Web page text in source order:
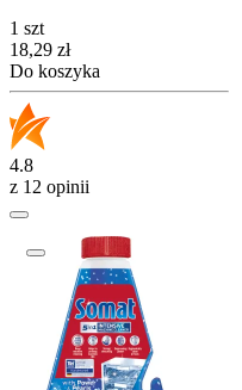
1 szt
Cena
18,29 zł
Do koszyka
4.8
z 12 opinii